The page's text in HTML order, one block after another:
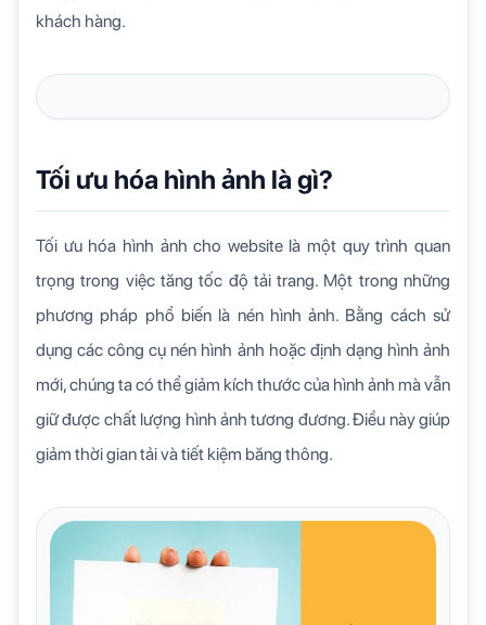
khách hàng.
Tối ưu hóa hình ảnh là gì?
Tối ưu hóa hình ảnh cho website là một quy trình quan
trọng trong việc tăng tốc độ tải trang. Một trong những
phương pháp phổ biến là nén hình ảnh. Bằng cách sử
dụng các công cụ nén hình ảnh hoặc định dạng hình ảnh
mới, chúng ta có thể giảm kích thước của hình ảnh mà vẫn
giữ được chất lượng hình ảnh tương đương. Điều này giúp
giảm thời gian tải và tiết kiệm băng thông.